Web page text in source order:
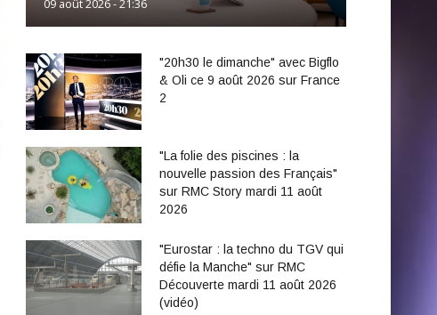
09 août 2026 - 21:36
"20h30 le dimanche" avec Bigflo
& Oli ce 9 août 2026 sur France
2
"La folie des piscines : la
nouvelle passion des Français"
sur RMC Story mardi 11 août
2026
"Eurostar : la techno du TGV qui
défie la Manche" sur RMC
Découverte mardi 11 août 2026
(vidéo)